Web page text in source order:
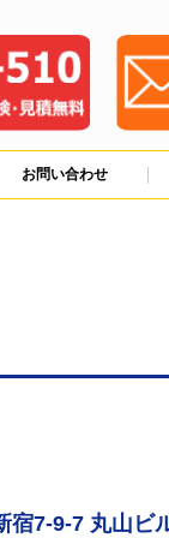
お問い合わせ
宿7-9-7 丸山ビ